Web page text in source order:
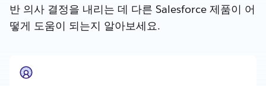
반 의사 결정을 내리는 데 다른 Salesforce 제품이 어
떻게 도움이 되는지 알아보세요.